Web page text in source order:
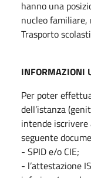
hanno una
nucleo
Trasporto
INFORMAZIONI
Per poter
dell’istanza
intende
seguente
- SPID e/o CIE;
- l’attestazione